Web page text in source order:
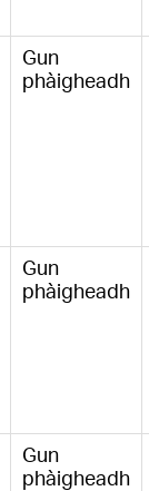
Gun
phàigheadh
Gun
phàigheadh
Gun
phàigheadh